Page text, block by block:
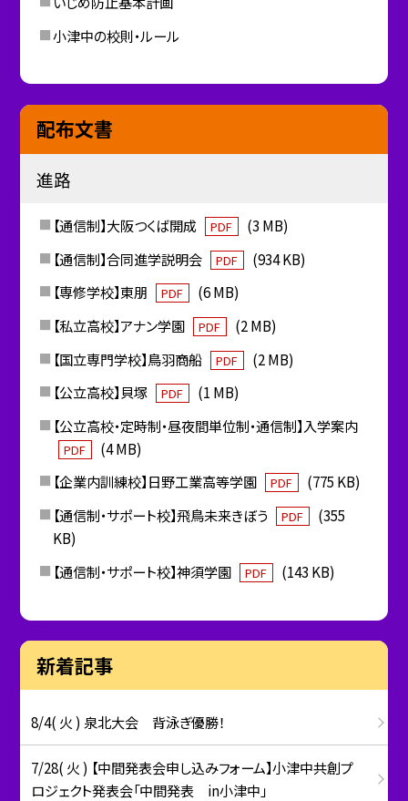
小津中の校則・ルール
配布文書
進路
【通信制】大阪つくば開成 PDF
(3 MB)
【通信制】合同進学説明会
PDF
(934 KB)
【専修学校】東朋
PDF
(6 MB)
【私立高校】アナン学園
PDF
(2 MB)
【国立専門学校】鳥羽商船
PDF
(2 MB)
【公立高校】貝塚
PDF
(1 MB)
【公立高校・定時制・昼夜間単位制・通信制】入学案内
PDF
(4 MB)
【企業内訓練校】日野工業高等学園
PDF
(775 KB)
【通信制・サポート校】飛鳥未来きぼう
PDF
(355
KB)
【通信制・サポート校】神須学園
PDF (143 KB)
新着記事
8/4( 火 ) 泉北大会 背泳ぎ優勝！
7/28( 火 ) 【中間発表会申し込みフォーム】小津中共創プ
ロジェクト発表会「中間発表 in小津中」